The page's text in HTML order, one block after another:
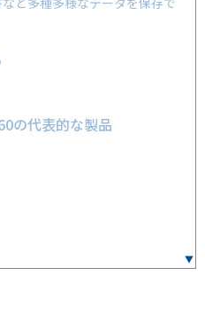
の代表的な製品